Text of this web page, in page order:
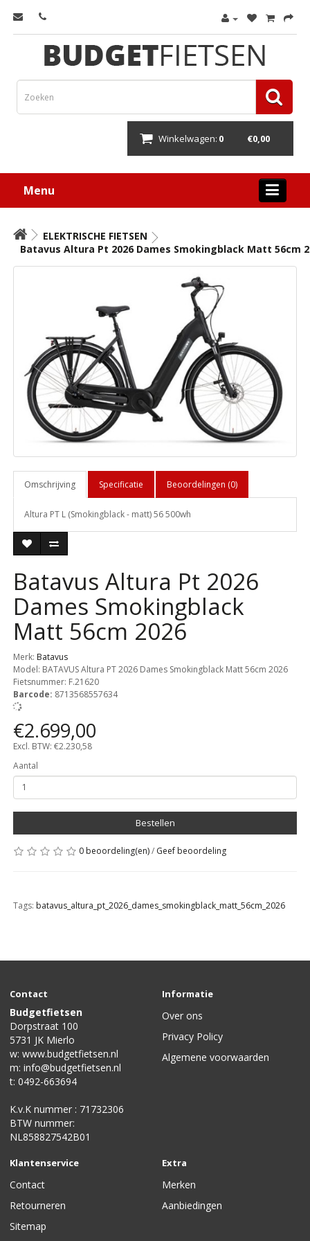
Winkelwagen: 0 €0,00
Menu
ELEKTRISCHE FIETSEN
Batavus Altura Pt 2026 Dames Smokingblack Matt 56cm
Omschrijving Specificatie Beoordelingen (0)
Altura PT L (Smokingblack - matt) 56 500wh
Batavus Altura Pt 2026
Dames Smokingblack
Matt 56cm 2026
Merk: Batavus
Model: BATAVUS Altura PT 2026 Dames Smokingblack Matt 56cm 2026
Fietsnummer: F.21620
Barcode: 8713568557634
€2.699,00
Excl. BTW: €2.230,58
Aantal
Bestellen
0 beoordeling(en)/ Geef beoordeling
Tags: batavus_altura_pt_2026_dames_smokingblack_matt_56cm_2026
Contact
Budgetfietsen
Dorpstraat 100
5731 JK Mierlo
w:www.budgetfietsen.nl
m:info@budgetfietsen.nl
t:0492-663694
K.v.K nummer : 71732306
BTW nummer:
NL858827542B01
Informatie
Over ons
Privacy Policy
Algemene voorwaarden
Klantenservice
Contact
Retourneren
Sitemap
Extra
Merken
Aanbiedingen